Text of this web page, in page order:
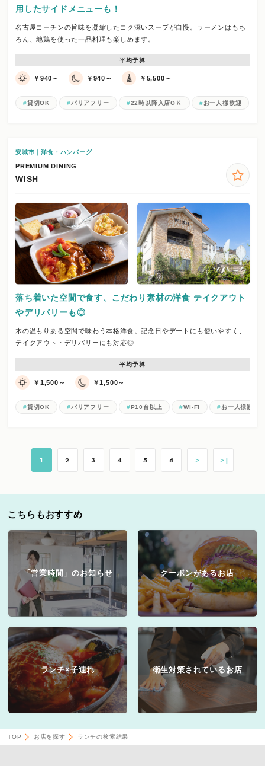
用したサイドメニューも！
名古屋コーチンの旨味を凝縮したコク深いスープが自慢。ラーメンはもち
ろん、地鶏を使った一品料理も楽しめます。
平均予算
￥940～ ￥940～ ￥5,500～
貸切OK バリアフリー 22時以降入店OＫ お一人様歓迎
安城市｜洋食・ハンバーグ
PREMIUM DINING
WISH
落ち着いた空間で食す、こだわり素材の洋食 テイクアウト
やデリバリーも◎
木の温もりある空間で味わう本格洋食。記念日やデートにも使いやすく、
テイクアウト・デリバリーにも対応◎
平均予算
￥1,500～ ￥1,500～
貸切OK バリアフリー P10台以上 Wi-Fi お一人様歓迎
1 2 3 4 5 6 ＞ ＞|
こちらもおすすめ
「営業時間」のお知らせ クーポンがあるお店
ランチ×子連れ 衛生対策されているお店
TOP お店を探す ランチの検索結果